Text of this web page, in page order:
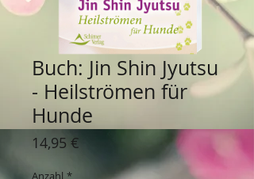
Buch: Jin Shin Jyutsu
- Heilströmen für
Hunde
14,95 €
Anzahl *